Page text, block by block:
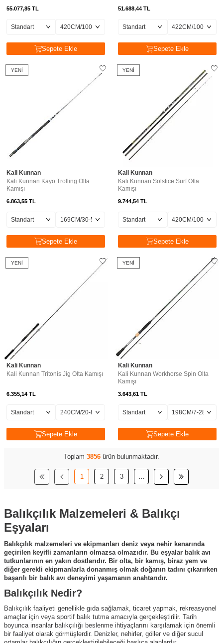
55.077,85 TL
Sepete Ekle
51.688,44 TL
Sepete Ekle
YENI
Kali Kunnan
Kali Kunnan Kayo Trolling Olta
Kamışı
6.863,55 TL
Sepete Ekle
YENI
Kali Kunnan
Kali Kunnan Solstice Surf Olta
Kamışı
9.744,54 TL
Sepete Ekle
YENI
Kali Kunnan
Kali Kunnan Tritonis Jig Olta Kamışı
6.355,14 TL
Sepete Ekle
YENI
Kali Kunnan
Kali Kunnan Workhorse Spin Olta
Kamışı
3.643,61 TL
Sepete Ekle
Toplam 3856 ürün bulunmaktadır.
1 2 3 …
Balıkçılık Malzemeleri & Balıkçı
Eşyaları
Balıkçılık malzemeleri ve ekipmanları deniz veya nehir kenarında
geçirilen keyifli zamanların olmazsa olmazıdır. Bu eşyalar balık avı
tutkunlarının en yakın dostlarıdır. Bir olta, bir kamış, biraz yem ve
diğer gerekli ekipmanlarla donanmış olmak doğanın tadını çıkarırken
başarılı bir balık avı deneyimi yaşamanın anahtarıdır.
Balıkçılık Nedir?
Balıkçılık faaliyeti genellikle gıda sağlamak, ticaret yapmak, rekreasyonel
amaçlar için veya sportif balık tutma amacıyla gerçekleştirilir. Tarih
boyunca insanlar balıkçılığı beslenme ihtiyaçlarını karşılamak için önemli
bir faaliyet olarak görmüşlerdir. Denizler, nehirler, göller ve diğer sucul